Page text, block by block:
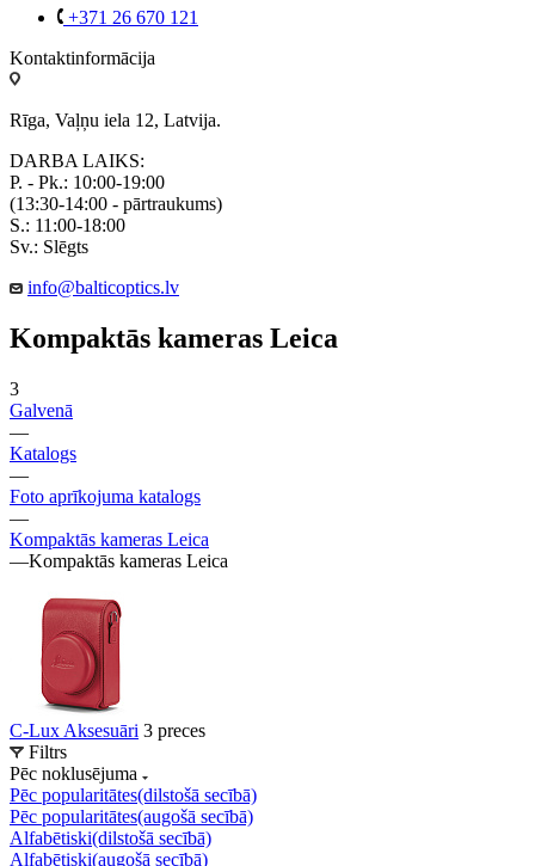
+371 26 670 121
Kontaktinformācija
Rīga, Vaļņu iela 12, Latvija.
DARBA LAIKS:
P. - Pk.: 10:00-19:00
(13:30-14:00 - pārtraukums)
S.: 11:00-18:00
Sv.: Slēgts
info@balticoptics.lv
Kompaktās kameras Leica
3
Galvenā
—
Katalogs
—
Foto aprīkojuma katalogs
—
Kompaktās kameras Leica
—Kompaktās kameras Leica
C-Lux Aksesuāri 3 preces
Filtrs
Pēc noklusējuma
Pēc popularitātes(dilstošā secībā)
Pēc popularitātes(augošā secībā)
Alfabētiski(dilstošā secībā)
Alfabētiski(augošā secībā)